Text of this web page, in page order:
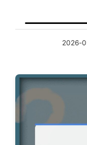
2026-